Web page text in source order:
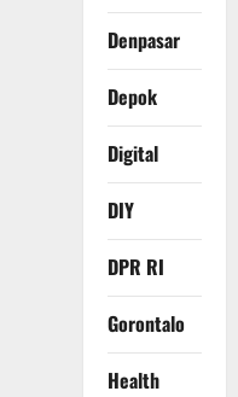
Denpasar
Depok
Digital
DIY
DPR RI
Gorontalo
Health